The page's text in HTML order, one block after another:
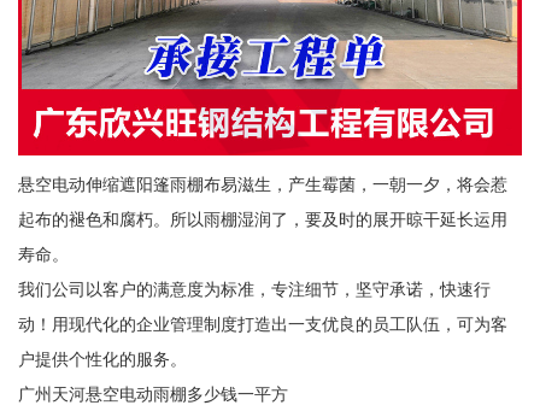
悬空电动伸缩遮阳篷雨棚布易滋生，产生霉菌，一朝一夕，将会惹
起布的褪色和腐朽。所以雨棚湿润了，要及时的展开晾干延长运用
寿命。
我们公司以客户的满意度为标准，专注细节，坚守承诺，快速行
动！用现代化的企业管理制度打造出一支优良的员工队伍，可为客
户提供个性化的服务。
广州天河悬空电动雨棚多少钱一平方